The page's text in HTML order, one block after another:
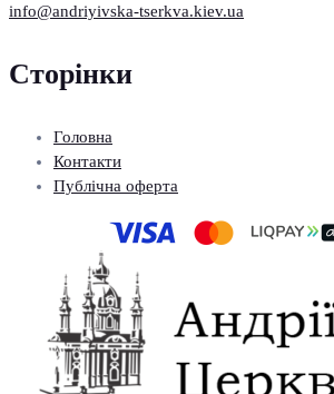
info@andriyivska-tserkva.kiev.ua
Сторінки
Головна
Контакти
Публічна оферта